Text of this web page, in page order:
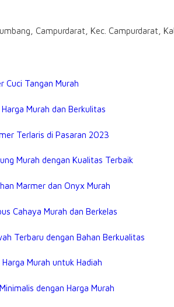
Campurdarat, Kec. Campurdarat,
Cuci Tangan Murah
Murah dan Berkulitas
Terlaris di Pasaran 2023
Murah dengan Kualitas Terbaik
Marmer dan Onyx Murah
Cahaya Murah dan Berkelas
Terbaru dengan Bahan Berkualitas
Murah untuk Hadiah
dengan Harga Murah